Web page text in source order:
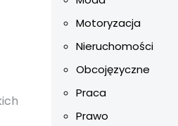
Motoryzacja
Nieruchomości
Obcojęzyczne
Praca
Prawo